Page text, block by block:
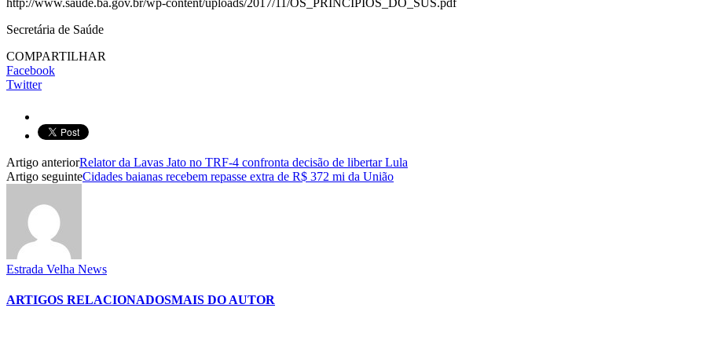
Secretária de Saúde
COMPARTILHAR
Facebook
Twitter
Artigo anteriorRelator da Lavas Jato no TRF-4 confronta decisão de libertar Lula
Artigo seguinteCidades baianas recebem repasse extra de R$ 372 mi da União
Estrada Velha News
ARTIGOS RELACIONADOSMAIS DO AUTOR